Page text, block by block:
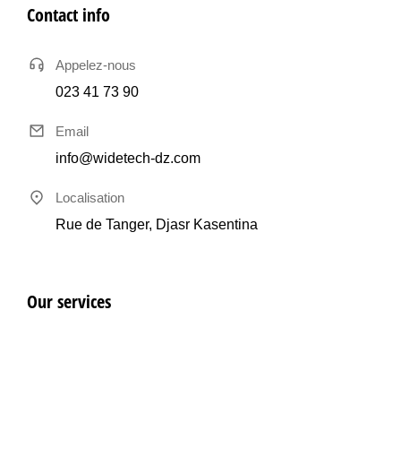
Contact info
Appelez-nous
023 41 73 90
Email
info@widetech-dz.com
Localisation
Rue de Tanger, Djasr Kasentina
Our services